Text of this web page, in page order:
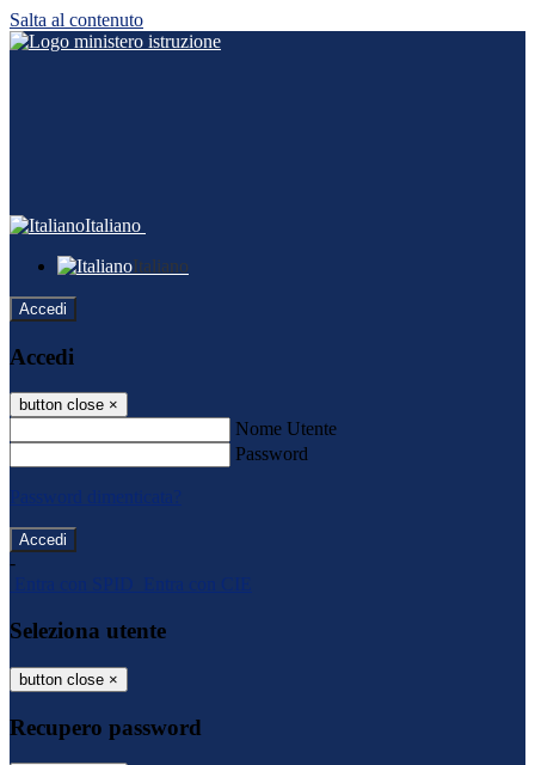
Salta al contenuto
Italiano
Italiano
Accedi
Accedi
button close ×
Nome Utente
Password
Password dimenticata?
-
Entra con SPID
Entra con CIE
Seleziona utente
button close ×
Recupero password